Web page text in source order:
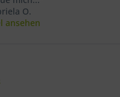
O.
ansehen